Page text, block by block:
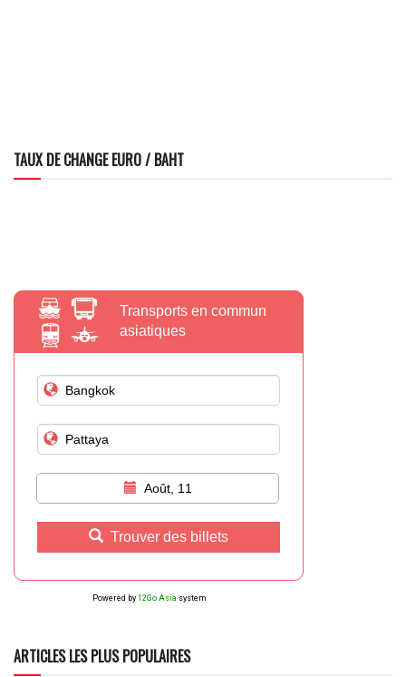
TAUX DE CHANGE EURO / BAHT
Transports en commun
asiatiques
Août, 11
Trouver des billets
Powered by 12Go Asia system
ARTICLES LES PLUS POPULAIRES